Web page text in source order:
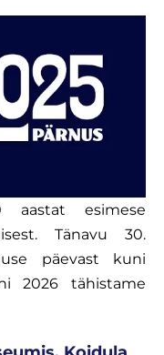
aastat esimese
Tänavu 30.
päevast kuni
2026 tähistame